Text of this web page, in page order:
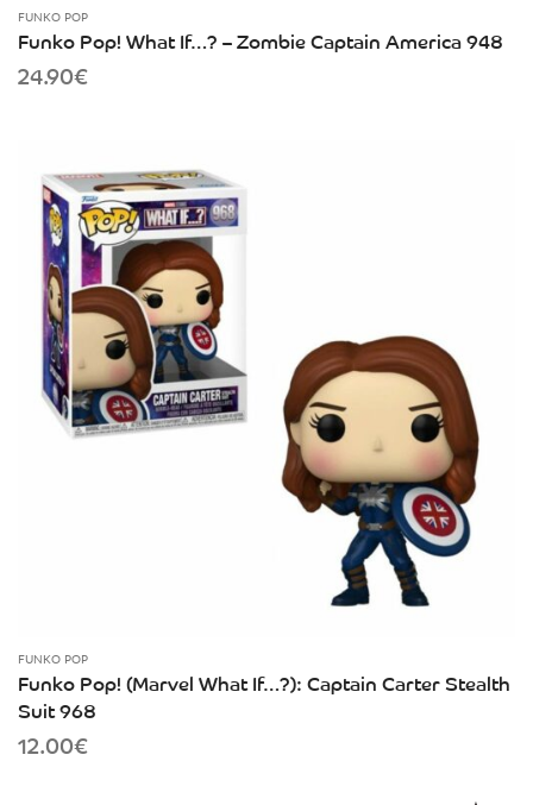
FUNKO POP
Funko Pop! What If…? – Zombie Captain America 948
24.90€
FUNKO POP
Funko Pop! (Marvel What If…?): Captain Carter Stealth
Suit 968
12.00€